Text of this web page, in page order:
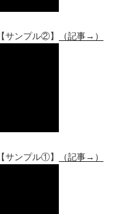
サンプル②】 （記事→）
サンプル①】 （記事→）